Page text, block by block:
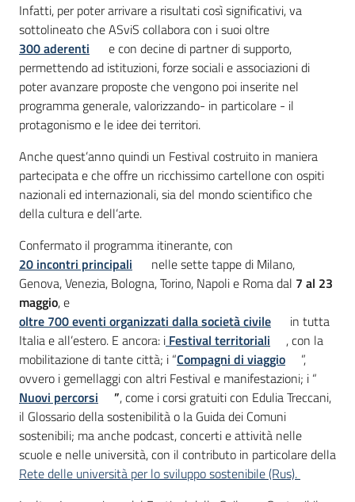
Infatti, per poter arrivare a risultati così significativi, va
sottolineato che ASviS collabora con i suoi oltre
300 aderenti
e con decine di partner di supporto,
permettendo ad istituzioni, forze sociali e associazioni di
poter avanzare proposte che vengono poi inserite nel
programma generale, valorizzando- in particolare - il
protagonismo e le idee dei territori.
Anche quest’anno quindi un Festival costruito in maniera
partecipata e che offre un ricchissimo cartellone con ospiti
nazionali ed internazionali, sia del mondo scientifico che
della cultura e dell’arte.
Confermato il programma itinerante, con
20 incontri principali
nelle sette tappe di Milano,
Genova, Venezia, Bologna, Torino, Napoli e Roma dal 7 al 23
maggio, e
oltre 700 eventi organizzati dalla società civile
in tutta
Italia e all’estero. E ancora: i Festival territoriali
, con la
mobilitazione di tante città; i “Compagni di viaggio
”,
ovvero i gemellaggi con altri Festival e manifestazioni; i “
Nuovi percorsi
”, come i corsi gratuiti con Edulia Treccani,
il Glossario della sostenibilità o la Guida dei Comuni
sostenibili; ma anche podcast, concerti e attività nelle
scuole e nelle università, con il contributo in particolare della
Rete delle università per lo sviluppo sostenibile (Rus).